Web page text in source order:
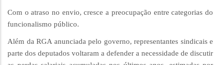
Com o atraso no envio, cresce a preocupação entre categorias do
funcionalismo público.
Além da RGA anunciada pelo governo, representantes sindicais e
parte dos deputados voltaram a defender a necessidade de discutir